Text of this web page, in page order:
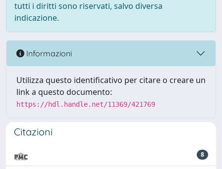
tutti i diritti sono riservati, salvo diversa
indicazione.
Informazioni
Utilizza questo identificativo per citare o creare un
link a questo documento:
https://hdl.handle.net/11369/421769
Citazioni
8